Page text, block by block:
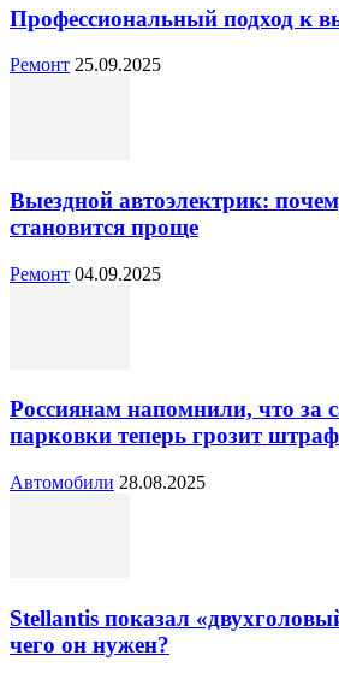
Профессиональный подход к
Ремонт 25.09.2025
Выездной автоэлектрик:
становится проще
Ремонт 04.09.2025
Россиянам напомнили, что за
парковки теперь грозит
Автомобили 28.08.2025
Stellantis показал
чего он нужен?